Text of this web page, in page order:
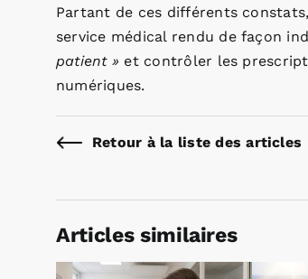
Partant de ces différents
service médical rendu de façon
patient » et contrôler les
numériques.
Retour à la liste des articles
Articles similaires